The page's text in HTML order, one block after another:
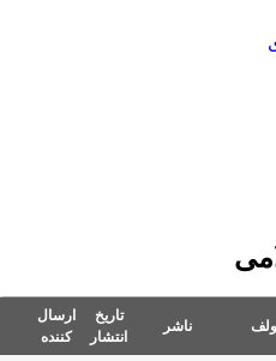
ناشر
تاریخ
ارسال
کننده